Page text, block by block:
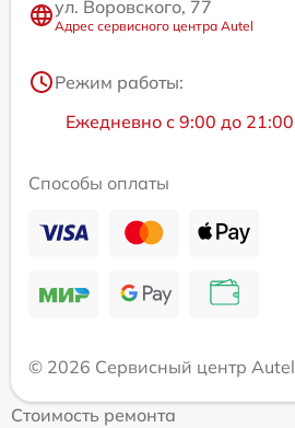
ул. Воровского, 77
Адрес сервисного центра Autel
Режим работы:
Ежедневно с 9:00 до 21:00
Способы оплаты
© 2026 Сервисный центр Autel
Стоимость ремонта